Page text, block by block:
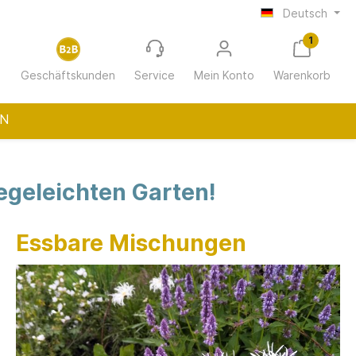
Deutsch
Geschäftskunden Service Mein Konto
1
Warenkorb
30 m²
Chatto
Gastro/Hotellerie
Garten!
Essbare Mischungen